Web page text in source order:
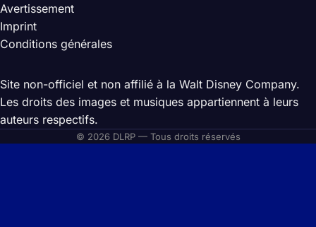
Avertissement
Imprint
Conditions générales
Site non-officiel et non affilié à la Walt Disney Company.
Les droits des images et musiques appartiennent à leurs
auteurs respectifs.
© 2026 DLRP — Tous droits réservés